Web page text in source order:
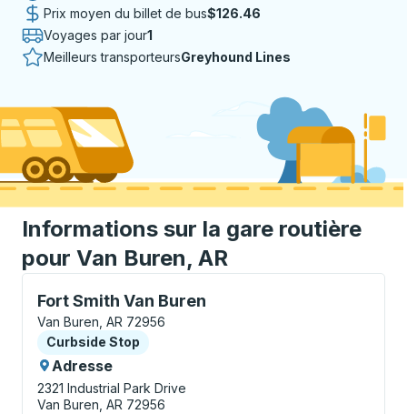
Prix moyen du billet de bus$126.46
Voyages par jour1
Meilleurs transporteursGreyhound Lines
Informations sur la gare routière
pour Van Buren, AR
Fort Smith Van Buren
Curbside Stop, utilisez les touches fléchées ou la
Van Buren, AR 72956
Curbside Stop
Curbside Stop
Adresse
2321 Industrial Park Drive
Van Buren, AR 72956